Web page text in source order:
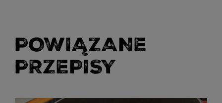
POWIĄZANE
PRZEPISY